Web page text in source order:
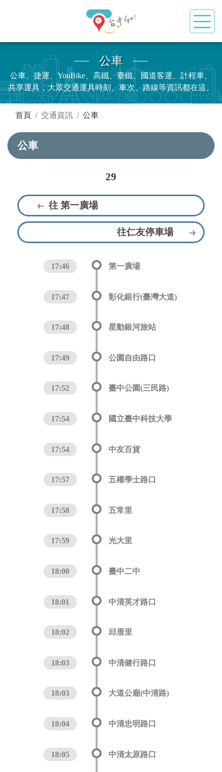
公車
公車、捷運、YouBike、高鐵、臺鐵、國道客運、計程車、
共享運具，大眾交通運具時刻、車次、路線等資訊都在這。
首頁 交通資訊 公車
公車
29
往 第一廣場
往仁友停車場
17:46 第一廣場
17:47 彰化銀行(臺灣大道)
17:48 星動銀河旅站
17:49 公園自由路口
17:52 臺中公園(三民路)
17:54 國立臺中科技大學
17:54 中友百貨
17:57 五權學士路口
17:58 五常里
17:59 光大里
18:00 臺中二中
18:01 中清英才路口
18:02 邱厝里
18:03 中清健行路口
18:03 大道公廟(中清路)
18:04 中清忠明路口
18:05 中清太原路口